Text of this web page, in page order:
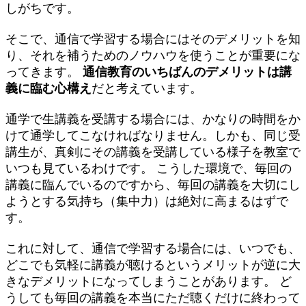
しがちです。
そこで、通信で学習する場合にはそのデメリットを知
り、それを補うためのノウハウを使うことが重要にな
ってきます。 通信教育のいちばんのデメリットは講
義に臨む心構え だと考えています。
通学で生講義を受講する場合には、かなりの時間をか
けて通学してこなければなりません。しかも、同じ受
講生が、真剣にその講義を受講している様子を教室で
いつも見ているわけです。 こうした環境で、毎回の
講義に臨んでいるのですから、毎回の講義を大切にし
ようとする気持ち（集中力）は絶対に高まるはずで
す。
これに対して、通信で学習する場合には、いつでも、
どこでも気軽に講義が聴けるというメリットが逆に大
きなデメリットになってしまうことがあります。 ど
うしても毎回の講義を本当にただ聴くだけに終わって